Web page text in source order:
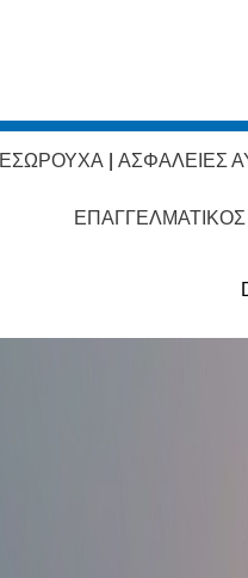
ΕΣΩΡΟΥΧΑ ΑΣΦΑΛΕΙΕΣ